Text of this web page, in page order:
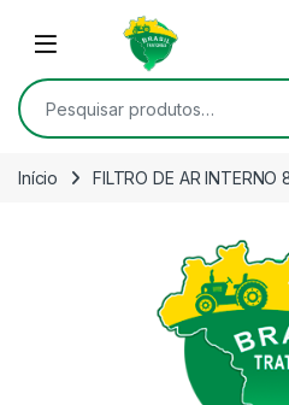
Skip to navigation
Open
Pesquisar por:
Início FILTRO DE AR